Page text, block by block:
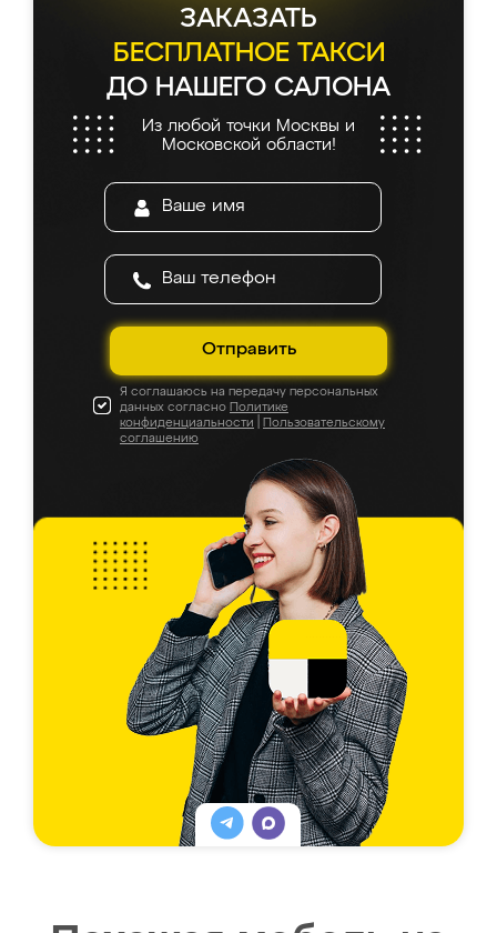
ЗАКАЗАТЬ
БЕСПЛАТНОЕ ТАКСИ
ДО НАШЕГО САЛОНА
Из любой точки Москвы и
Московской области!
Отправить
Я соглашаюсь на передачу персональных
данных согласно Политике
конфиденциальности
Пользовательскому
соглашению